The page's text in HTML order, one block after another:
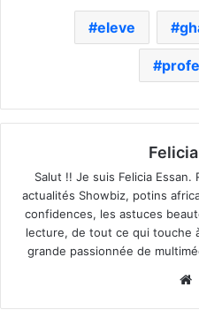
eleve
Salut !! Je suis Felicia
actualités Showbiz, potins
confidences, les astuces
lecture, de tout ce qui touche
grande passionnée de